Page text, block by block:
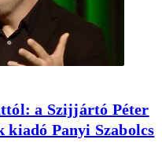
a Szijjártó Péter
kiadó Panyi Szabolcs